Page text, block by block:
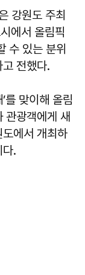
강원도 주최
에서 올림픽
수 있는 분위
전했다.
를 맞이해 올림
관광객에게 새
에서 개최하
.